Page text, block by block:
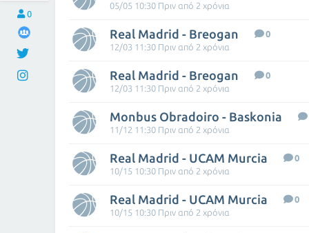
0
05/05 10:30 Πριν από 2 χρόνια
Real Madrid - Breogan
0
12/03 11:30 Πριν από 2 χρόνια
Real Madrid - Breogan
0
12/03 11:30 Πριν από 2 χρόνια
Monbus Obradoiro - Baskonia
11/12 11:30 Πριν από 2 χρόνια
Real Madrid - UCAM Murcia
0
10/15 10:30 Πριν από 2 χρόνια
Real Madrid - UCAM Murcia
0
10/15 10:30 Πριν από 2 χρόνια